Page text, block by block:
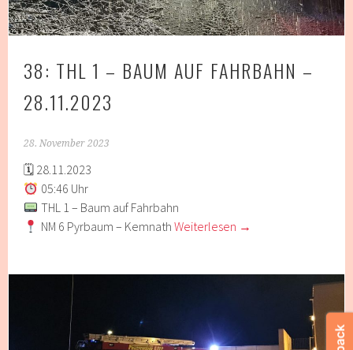
38: THL 1 – BAUM AUF FAHRBAHN –
28.11.2023
28. November 2023
🗓 28.11.2023
05:46 Uhr
THL 1 – Baum auf Fahrbahn
NM 6 Pyrbaum – Kemnath Weiterlesen →